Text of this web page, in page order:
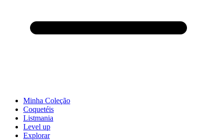
Minha Coleção
Coquetéis
Listmania
Level up
Explorar